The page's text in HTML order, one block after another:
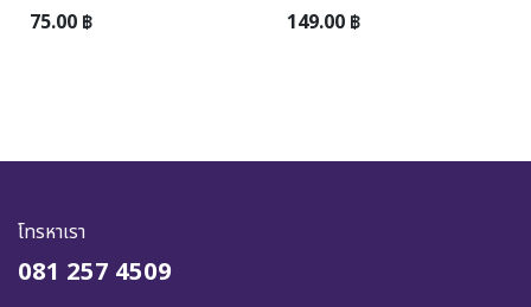
75.00 ฿
149.00 ฿
โทรหาเรา
081 257 4509